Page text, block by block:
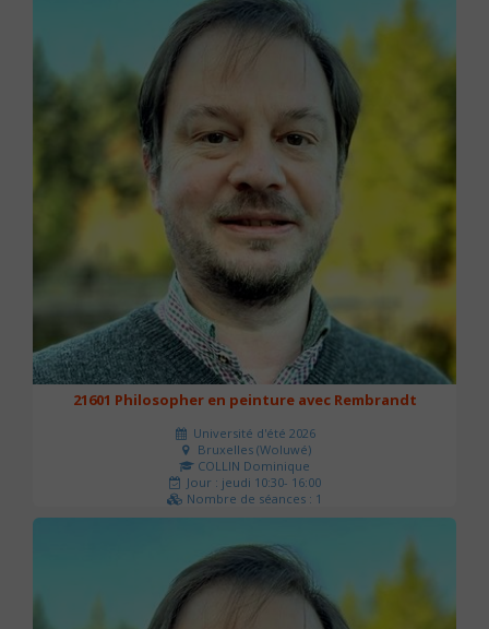
21601 Philosopher en peinture avec Rembrandt
Université d'été 2026
Bruxelles (Woluwé)
COLLIN Dominique
Jour : jeudi 10:30- 16:00
Nombre de séances : 1
40 €